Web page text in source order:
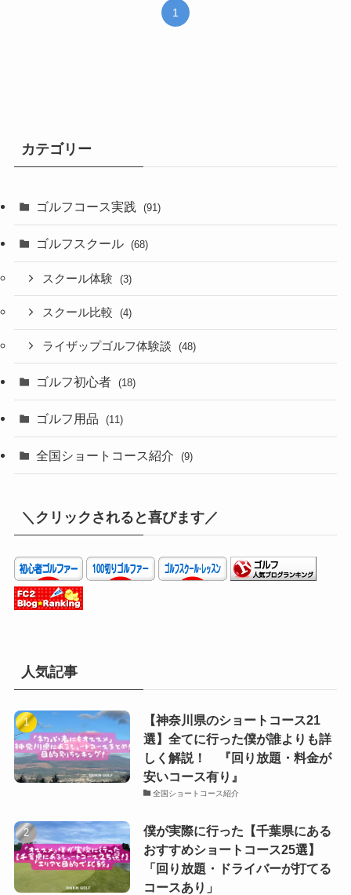
1
カテゴリー
ゴルフコース実践 (91)
ゴルフスクール (68)
スクール体験 (3)
スクール比較 (4)
ライザップゴルフ体験談 (48)
ゴルフ初心者 (18)
ゴルフ用品 (11)
全国ショートコース紹介 (9)
＼クリックされると喜びます／
人気記事
【神奈川県のショートコース21
選】全てに行った僕が誰よりも詳
しく解説！ 『回り放題・料金が
安いコース有り』
全国ショートコース紹介
僕が実際に行った【千葉県にある
おすすめショートコース25選】
「回り放題・ドライバーが打てる
コースあり」